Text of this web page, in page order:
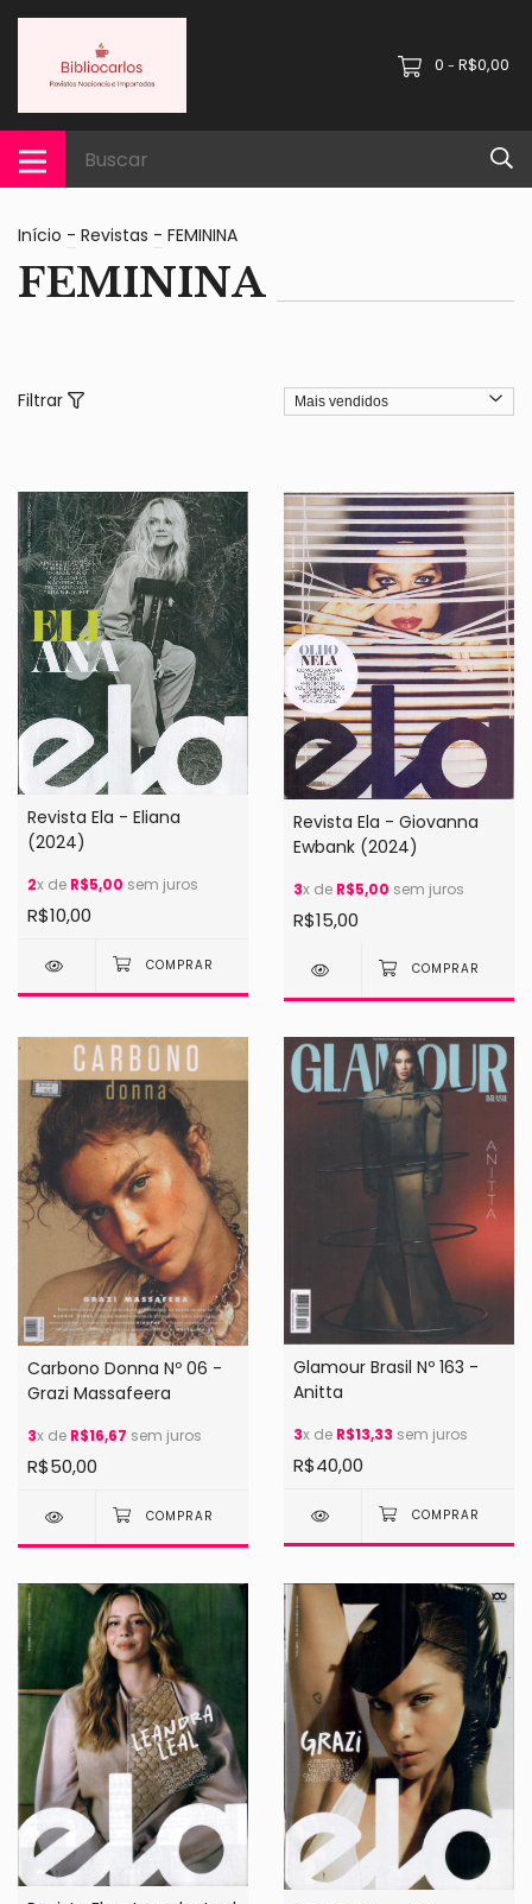
0 - R$0,00
Início - Revistas - FEMININA
FEMININA
Filtrar
Revista Ela - Eliana
(2024)
2x de R$5,00 sem juros
R$10,00
Revista Ela - Giovanna
Ewbank (2024)
3x de R$5,00 sem juros
R$15,00
Carbono Donna Nº 06 -
Grazi Massafeera
3x de R$16,67 sem juros
R$50,00
Glamour Brasil Nº 163 -
Anitta
3x de R$13,33 sem juros
R$40,00